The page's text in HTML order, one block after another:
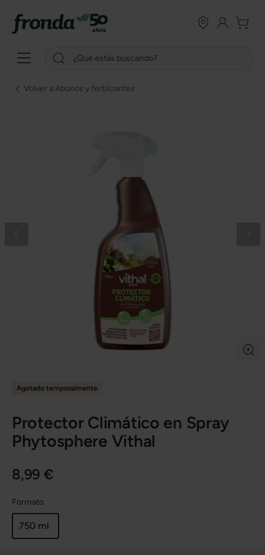
Volver a Abonos y fertilizantes
Agotado temporalmente
Protector Climático en Spray
Phytosphere Vithal
8,99 €
Formato
750 ml